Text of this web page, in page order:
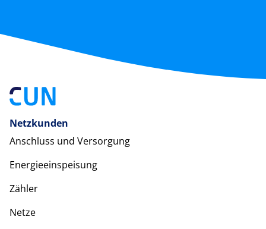
Netzkunden
Anschluss und Versorgung
Energieeinspeisung
Zähler
Netze